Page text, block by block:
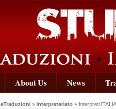
About Us News
eTraduzioni » Interpretariato » Interpreti